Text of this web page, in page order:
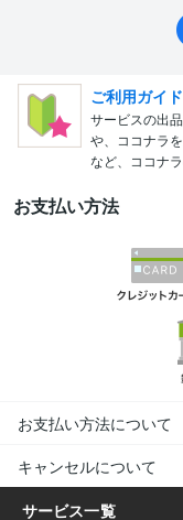
ご利用ガイド
サービスの出
や、ココナラ
など、ココナ
お支払い方法
お支払い方法について
キャンセルについて